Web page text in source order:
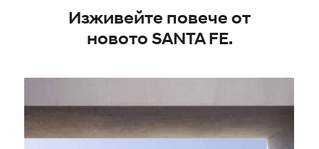
Изживейте повече от
новото SANTA FE.